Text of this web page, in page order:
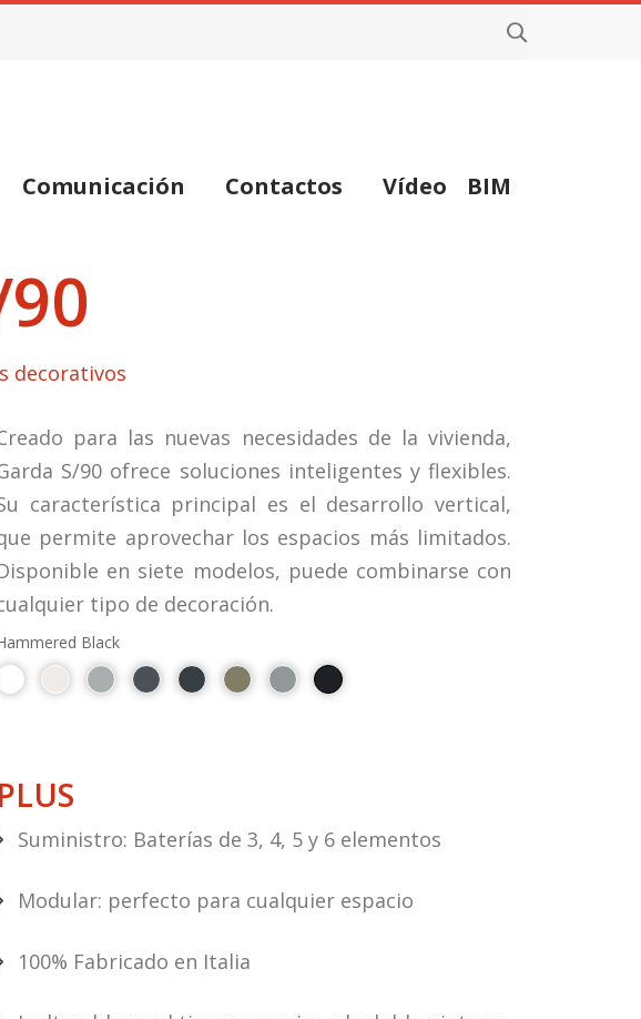
Comunicación Contactos Vídeo BIM
decorativos
para las nuevas necesidades de la vivienda,
S/90 ofrece soluciones inteligentes y flexibles.
característica principal es el desarrollo vertical,
permite aprovechar los espacios más limitados.
en siete modelos, puede combinarse con
tipo de decoración.
Black
PLUS
Suministro: Baterías de 3, 4, 5 y 6 elementos
Modular: perfecto para cualquier espacio
100% Fabricado en Italia